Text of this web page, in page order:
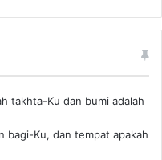
takhta-Ku dan bumi adalah
bagi-Ku, dan tempat apakah